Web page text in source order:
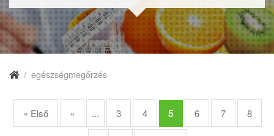
/ egészségmegőrzés
« Első « ... 3 4 5 6 7 8